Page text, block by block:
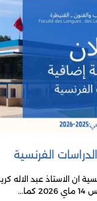
الفرنسية
ان الاستاذ عبد الاله